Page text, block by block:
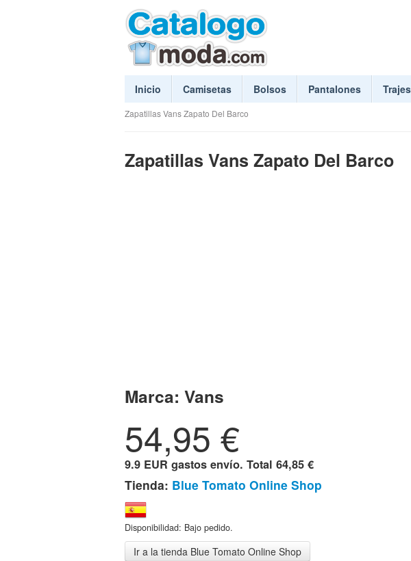
Inicio Camisetas Bolsos Pantalones Trajes
Zapatillas Vans Zapato Del Barco
Zapatillas Vans Zapato Del Barco
Marca: Vans
54,95 €
9.9 EUR gastos envío. Total 64,85 €
Tienda: Blue Tomato Online Shop
Disponibilidad: Bajo pedido.
Ir a la tienda Blue Tomato Online Shop